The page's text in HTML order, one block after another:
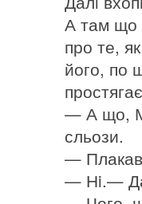
А там що
про те,
його, по
— А що,
сльози.
—
— Нi.—